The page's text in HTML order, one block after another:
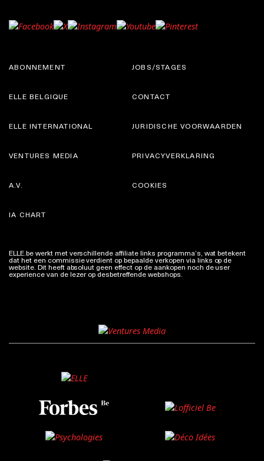
ABONNEMENT
ELLE BELGIQUE
JOBS/STAGES
CONTACT
ELLE INTERNATIONAL
VENTURES MEDIA
JURIDISCHE VOORWAARDEN
PRIVACYVERKLARING
A.V.
IA CHART
COOKIES
ELLE.be werkt met verschillende affiliate links programma’s, wat betekent
dat het een commissie verdient op bepaalde verkopen via links op de
website. Dit heeft absoluut geen effect op de aankopen noch de user
experience van de lezer op desbetreffende webshops.